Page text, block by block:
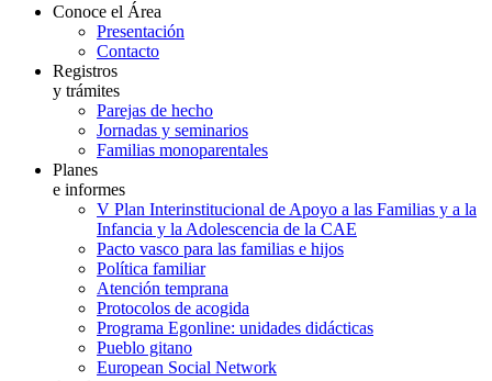
Conoce el Área
Presentación
Contacto
Registros
y trámites
Parejas de hecho
Jornadas y seminarios
Familias monoparentales
Planes
e informes
V Plan Interinstitucional de Apoyo a las Familias y a la
Infancia y la Adolescencia de la CAE
Pacto vasco para las familias e hijos
Política familiar
Atención temprana
Protocolos de acogida
Programa Egonline: unidades didácticas
Pueblo gitano
European Social Network